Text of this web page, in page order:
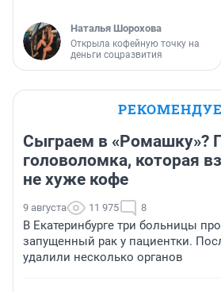
Наталья Шорохова
Открыла кофейную точку на
деньги соцразвития
Сыграем в «Ромашку»?
головоломка, которая
не хуже кофе
9 августа 11 975 8
В Екатеринбурге три больницы
запущенный рак у пациентки.
удалили несколько органов